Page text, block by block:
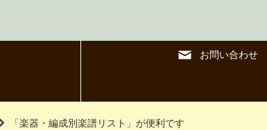
お問い合わせ
「楽器・編成別楽譜リスト」が便利です